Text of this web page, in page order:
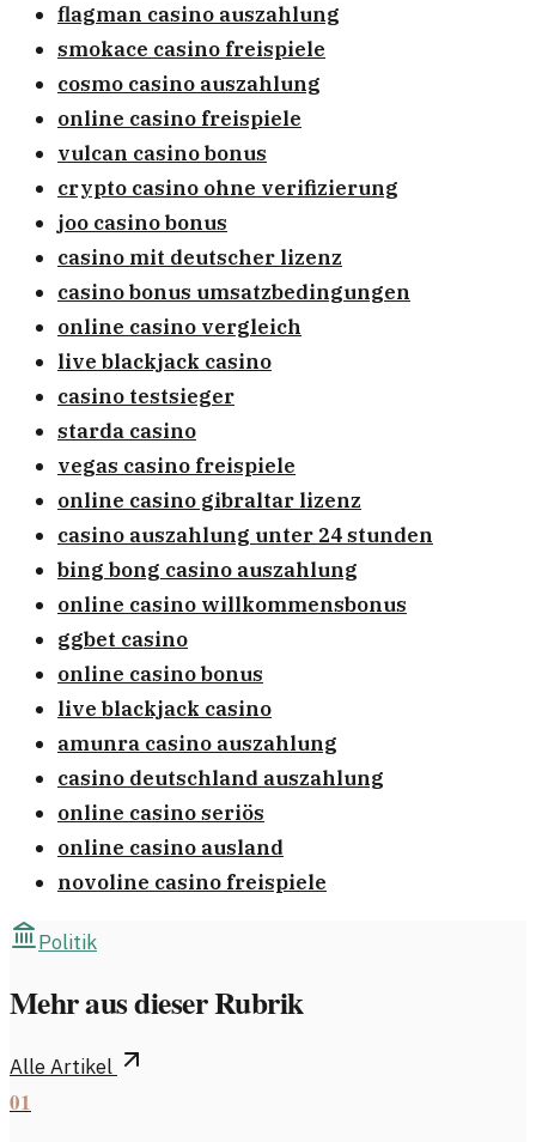
flagman casino auszahlung
smokace casino freispiele
cosmo casino auszahlung
online casino freispiele
vulcan casino bonus
crypto casino ohne verifizierung
joo casino bonus
casino mit deutscher lizenz
casino bonus umsatzbedingungen
online casino vergleich
live blackjack casino
casino testsieger
starda casino
vegas casino freispiele
online casino gibraltar lizenz
casino auszahlung unter 24 stunden
bing bong casino auszahlung
online casino willkommensbonus
ggbet casino
online casino bonus
live blackjack casino
amunra casino auszahlung
casino deutschland auszahlung
online casino seriös
online casino ausland
novoline casino freispiele
Politik
Mehr aus dieser Rubrik
Alle Artikel
01